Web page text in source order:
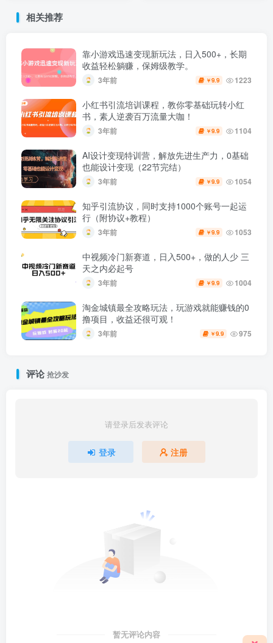
相关推荐
靠小游戏迅速变现新玩法，日入500+，长期
收益轻松躺赚，保姆级教学。
3年前 ￥9.9 1223
小红书引流培训课程，教你零基础玩转小红
书，素人逆袭百万流量大咖！
3年前 ￥9.9 1104
AI设计变现特训营，解放先进生产力，0基础
也能设计变现（22节完结）
3年前 ￥9.9 1054
知乎引流协议，同时支持1000个账号一起运
行（附协议+教程）
3年前 ￥9.9 1053
中视频冷门新赛道，日入500+，做的人少 三
天之内必起号
3年前 ￥9.9 1004
淘金城镇最全攻略玩法，玩游戏就能赚钱的0
撸项目，收益还很可观！
3年前 ￥9.9 975
评论抢沙发
请登录后发表评论
登录 注册
暂无评论内容